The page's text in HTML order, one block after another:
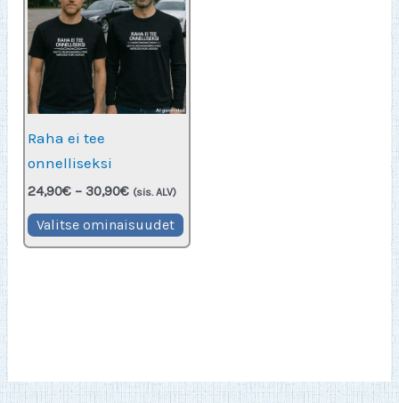
Raha ei tee
onnelliseksi
24,90€ – 30,90€Hintaluokka:
-
30,90€
(sis. ALV)
Valitse ominaisuudet Tällä
tuotteella
valinnat